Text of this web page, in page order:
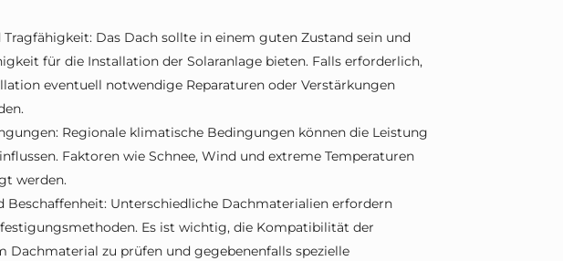
Tragfähigkeit: Das Dach sollte in einem guten Zustand sein und
für die Installation der Solaranlage bieten. Falls erforderlich,
eventuell notwendige Reparaturen oder Verstärkungen
Regionale klimatische Bedingungen können die Leistung
Faktoren wie Schnee, Wind und extreme Temperaturen
werden.
Beschaffenheit: Unterschiedliche Dachmaterialien erfordern
Es ist wichtig, die Kompatibilität der
Dachmaterial zu prüfen und gegebenenfalls spezielle